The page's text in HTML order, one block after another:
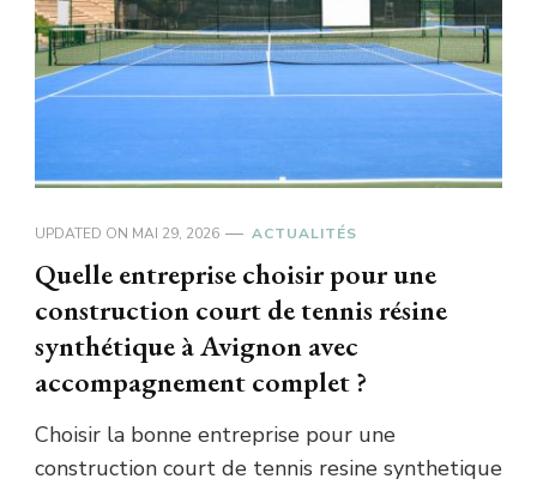
UPDATED ON MAI 29, 2026 ACTUALITÉS
Quelle entreprise choisir pour une
construction court de tennis résine
synthétique à Avignon avec
accompagnement complet ?
Choisir la bonne entreprise pour une
construction court de tennis resine synthetique